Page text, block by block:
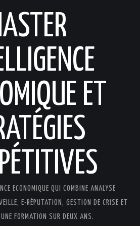
ET
ECONOMIQUE QUI COMBINE ANALYSE
E-RÉPUTATION, GESTION DE CRISE ET
FORMATION SUR DEUX ANS.